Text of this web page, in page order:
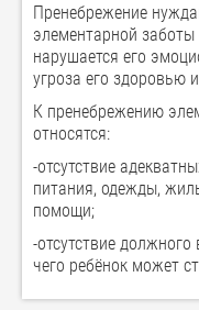
Пренебрежение
элементарной заботы
нарушается его
угроза его здоровью
К пренебрежению
относятся:
-отсутствие
питания, одежды,
помощи;
-отсутствие
чего ребёнок может